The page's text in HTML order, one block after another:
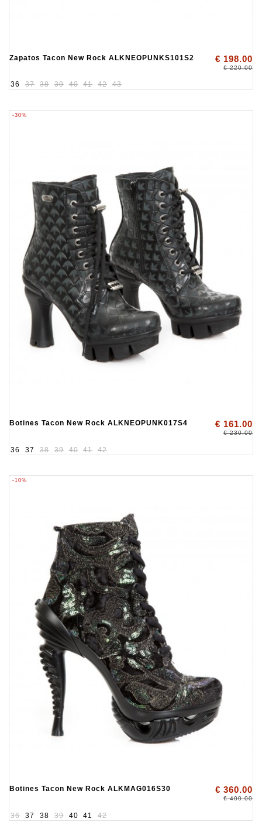
Zapatos Tacon New Rock ALKNEOPUNKS101S2 € 198.00
€ 220.00
36 37 38 39 40 41 42 43
-30%
Botines Tacon New Rock ALKNEOPUNK017S4 € 161.00
€ 230.00
36 37 38 39 40 41 42
-10%
Botines Tacon New Rock ALKMAG016S30 € 360.00
€ 400.00
36 37 38 39 40 41 42